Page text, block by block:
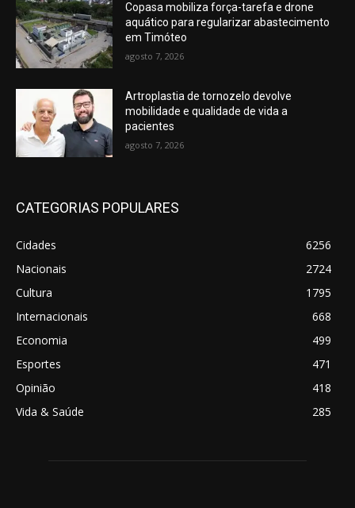
Copasa mobiliza força-tarefa e drone
aquático para regularizar abastecimento
em Timóteo
agosto 7, 2026
Artroplastia de tornozelo devolve
mobilidade e qualidade de vida a
pacientes
agosto 7, 2026
CATEGORIAS POPULARES
Cidades
6256
Nacionais
2724
Cultura
1795
Internacionais
668
Economia
499
Esportes
471
Opinião
418
Vida & Saúde
285